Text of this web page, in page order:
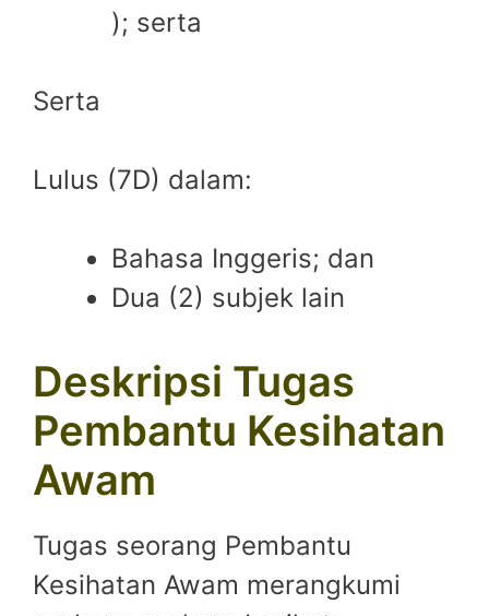
); serta
Serta
Lulus (7D) dalam:
Bahasa Inggeris; dan
Dua (2) subjek lain
Deskripsi Tugas
Pembantu Kesihatan
Awam
Tugas seorang Pembantu
Kesihatan Awam merangkumi